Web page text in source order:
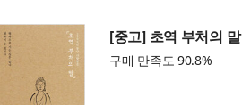
[중고] 초역 부처의 말
구매 만족도 90.8%